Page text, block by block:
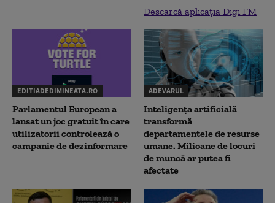
Descarcă aplicația Digi FM
EDITIADEDIMINEATA.RO
Parlamentul European a
lansat un joc gratuit în care
utilizatorii controlează o
campanie de dezinformare
ADEVARUL
Inteligența artificială
transformă
departamentele de resurse
umane. Milioane de locuri
de muncă ar putea fi
afectate